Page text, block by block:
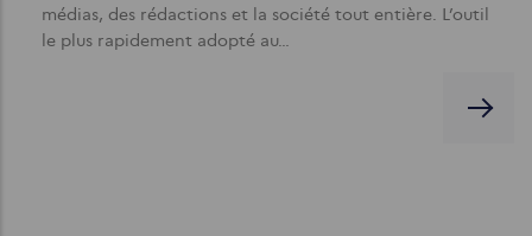
médias, des rédactions et la société tout entière. L’outil
le plus rapidement adopté au…